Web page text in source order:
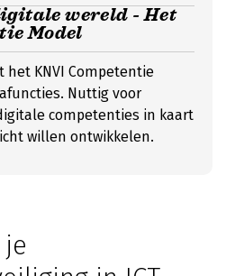
wereld - Het
Model
KNVI Competentie
Nuttig voor
competenties in kaart
willen ontwikkelen.